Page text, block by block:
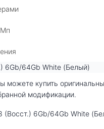
модификации.